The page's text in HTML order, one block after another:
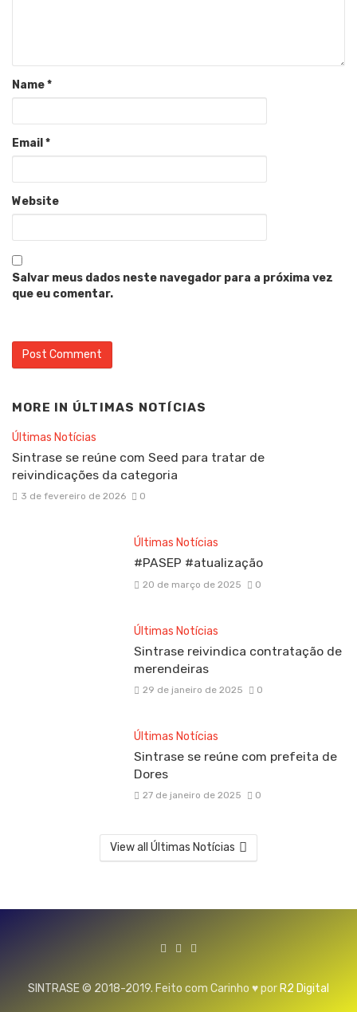
Name*
Email *
Website
Salvar meus dados neste navegador para a próxima vez
que eu comentar.
MORE IN ÚLTIMAS NOTÍCIAS
Últimas Notícias
Sintrase se reúne com Seed para tratar de
reivindicações da categoria
3 de fevereiro de 2026 0
Últimas Notícias
#PASEP #atualização
20 de março de 2025 0
Últimas Notícias
Sintrase reivindica contratação de
merendeiras
29 de janeiro de 2025 0
Últimas Notícias
Sintrase se reúne com prefeita de
Dores
27 de janeiro de 2025 0
View all Últimas Notícias
SINTRASE © 2018-2019. Feito com Carinho ♥ por R2 Digital